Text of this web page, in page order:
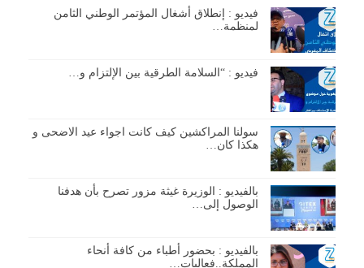
فيديو : إنطلاق أشغال المؤتمر الوطني الثامن
لمنظمة…
فيديو : “السلامة الطرقية بين الإلتزام و…
سولنا المراكشين كيف كانت اجواء عيد الاضحى و
هكذا كان…
بالفيديو : الوزيرة غيثة مزور تصرح بأن هدفنا
الوصول إلى…
بالفيديو : بحضور أطباء من كافة أنحاء
المملكة..فعاليات…